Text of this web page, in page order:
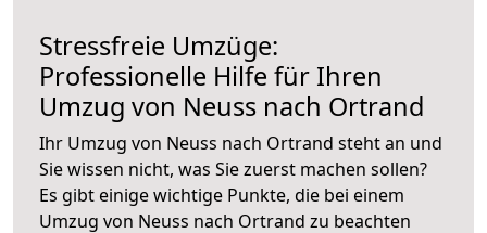
Stressfreie Umzüge:
Professionelle Hilfe für Ihren
Umzug von Neuss nach Ortrand
Ihr Umzug von Neuss nach Ortrand steht an und
Sie wissen nicht, was Sie zuerst machen sollen?
Es gibt einige wichtige Punkte, die bei einem
Umzug von Neuss nach Ortrand zu beachten